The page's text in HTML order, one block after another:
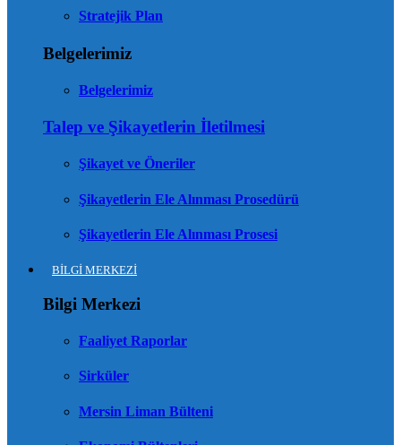
Stratejik Plan
Belgelerimiz
Belgelerimiz
Talep ve Şikayetlerin İletilmesi
Şikayet ve Öneriler
Şikayetlerin Ele Alınması Prosedürü
Şikayetlerin Ele Alınması Prosesi
BİLGİ MERKEZİ
Bilgi Merkezi
Faaliyet Raporlar
Sirküler
Mersin Liman Bülteni